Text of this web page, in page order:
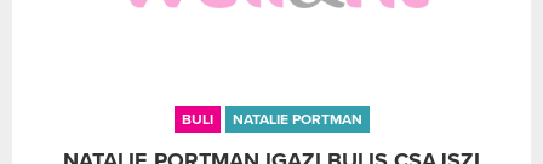
BULI NATALIE PORTMAN